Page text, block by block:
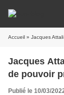
Accueil » Jacques
Jacques
de pouvoir
Publié le 10/03/